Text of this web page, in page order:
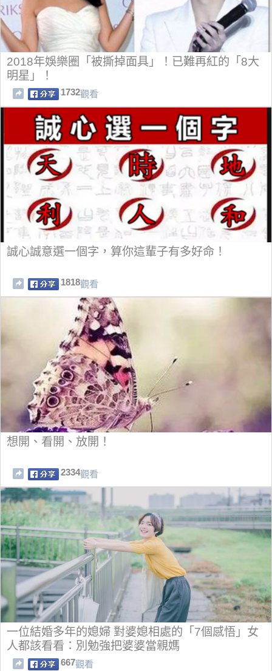
2018年娛樂圈「被撕掉面具」！已難再紅的「8大
明星」！
1732觀看
誠心誠意選一個字，算你這輩子有多好命！
1818觀看
想開、看開、放開！
2334觀看
一位結婚多年的媳婦 對婆媳相處的「7個感悟」女
人都該看看：別勉強把婆婆當親媽
667觀看